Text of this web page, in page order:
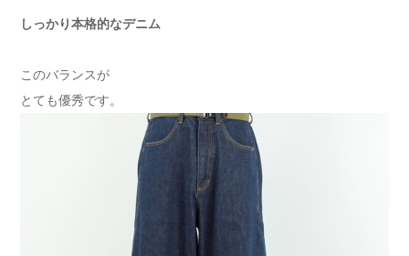
しっかり本格的なデニム
このバランスが
とても優秀です。